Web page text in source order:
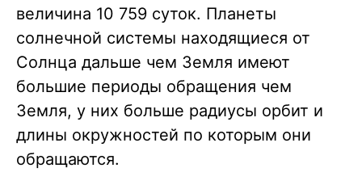
величина 10 759 суток. Планеты
солнечной системы находящиеся от
Солнца дальше чем Земля имеют
большие периоды обращения чем
Земля, у них больше радиусы орбит и
длины окружностей по которым они
обращаются.